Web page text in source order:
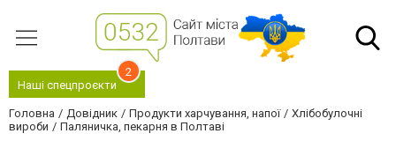
Наші спецпроєкти
2
Головна Довідник Продукти харчування, напої
Хлібобулочні
вироби
Паляничка, пекарня в Полтаві